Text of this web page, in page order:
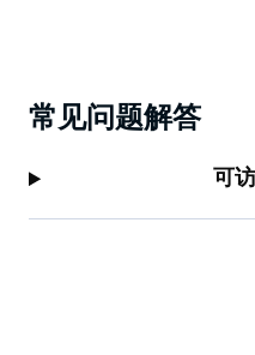
常见问题解答
可